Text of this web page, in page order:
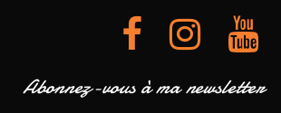
Abonnez-vous à ma newsletter